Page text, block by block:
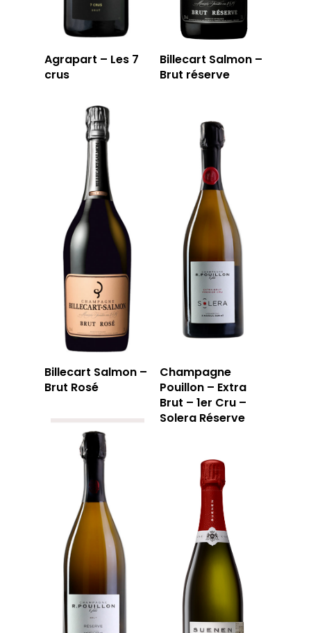
Agrapart – Les 7
crus
Billecart Salmon –
Brut réserve
Billecart Salmon –
Brut Rosé
Champagne
Pouillon – Extra
Brut – 1er Cru –
Solera Réserve